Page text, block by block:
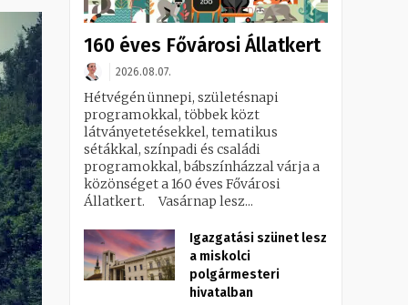
160 éves Fővárosi Állatkert
2026.08.07.
Hétvégén ünnepi, születésnapi
programokkal, többek közt
látványetetésekkel, tematikus
sétákkal, színpadi és családi
programokkal, bábszínházzal várja a
közönséget a 160 éves Fővárosi
Állatkert. Vasárnap lesz...
Igazgatási szünet lesz
a miskolci
polgármesteri
hivatalban